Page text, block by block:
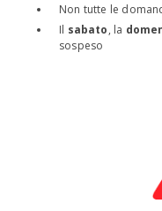
Non tutte le
Il sabato, la
sospeso